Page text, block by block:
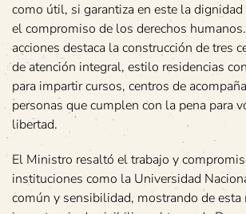
como útil, si garantiza en este la
el compromiso de los derechos
acciones destaca la construcción de tres
de atención integral, estilo residencias
para impartir cursos, centros de
personas que cumplen con la pena para
libertad.
El Ministro resaltó el trabajo y
instituciones como la Universidad
común y sensibilidad, mostrando de esta